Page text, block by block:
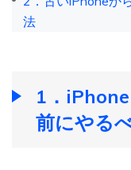
法
1．
前にやる